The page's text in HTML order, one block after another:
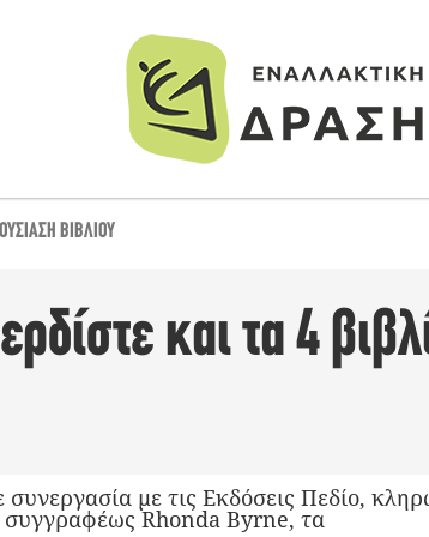
ΒΙΒΛΊΟΥ
και τα 4
με τις Εκδόσεις Πεδίο,
συγγραφέως Rhonda Byrne, τα